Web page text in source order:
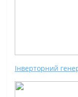
Інверторний